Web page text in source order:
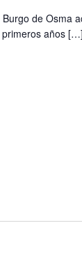
de Osma
primeros años […]